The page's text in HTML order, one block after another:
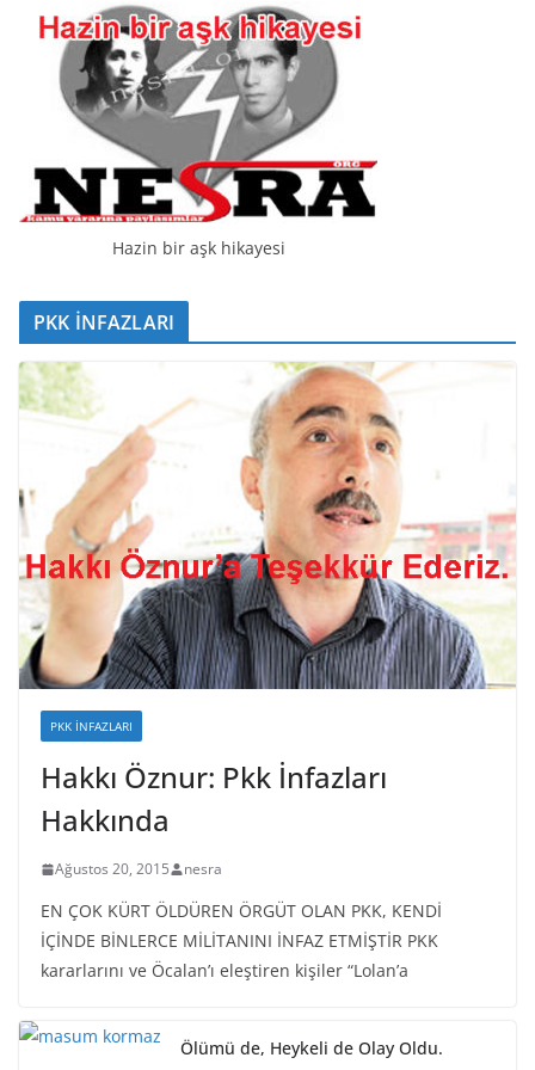
Hazin bir aşk hikayesi
PKK İNFAZLARI
PKK İNFAZLARI
Hakkı Öznur: Pkk İnfazları
Hakkında
Ağustos 20, 2015 nesra
EN ÇOK KÜRT ÖLDÜREN ÖRGÜT OLAN PKK, KENDİ
İÇİNDE BİNLERCE MİLİTANINI İNFAZ ETMİŞTİR PKK
kararlarını ve Öcalan’ı eleştiren kişiler “Lolan’a
Ölümü de, Heykeli de Olay Oldu.